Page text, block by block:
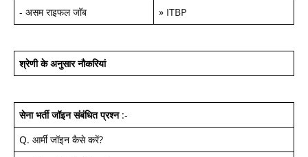
- असम राइफल जॉब » ITBP
श्रेणी के अनुसार नौकरियां
सेना भर्ती जॉइन संबंधित प्रश्न:-
Q. आर्मी जॉइन कैसे करें?